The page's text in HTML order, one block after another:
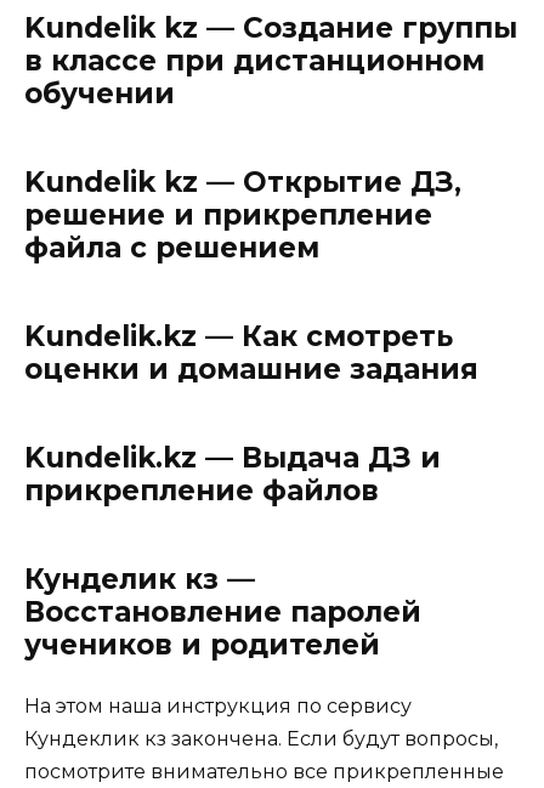
Kundelik kz — Создание группы
в классе при дистанционном
обучении
Kundelik kz — Открытие ДЗ,
решение и прикрепление
файла с решением
Kundelik.kz — Как смотреть
оценки и домашние задания
Kundelik.kz — Выдача ДЗ и
прикрепление файлов
Кунделик кз —
Восстановление паролей
учеников и родителей
На этом наша инструкция по сервису
Кундеклик кз закончена. Если будут вопросы,
посмотрите внимательно все прикрепленные